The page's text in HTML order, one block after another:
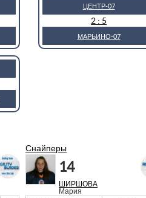
ЦЕНТР-07
2 : 5
МАРЬИНО-07
Снайперы
14
ШИРШОВА
Мария